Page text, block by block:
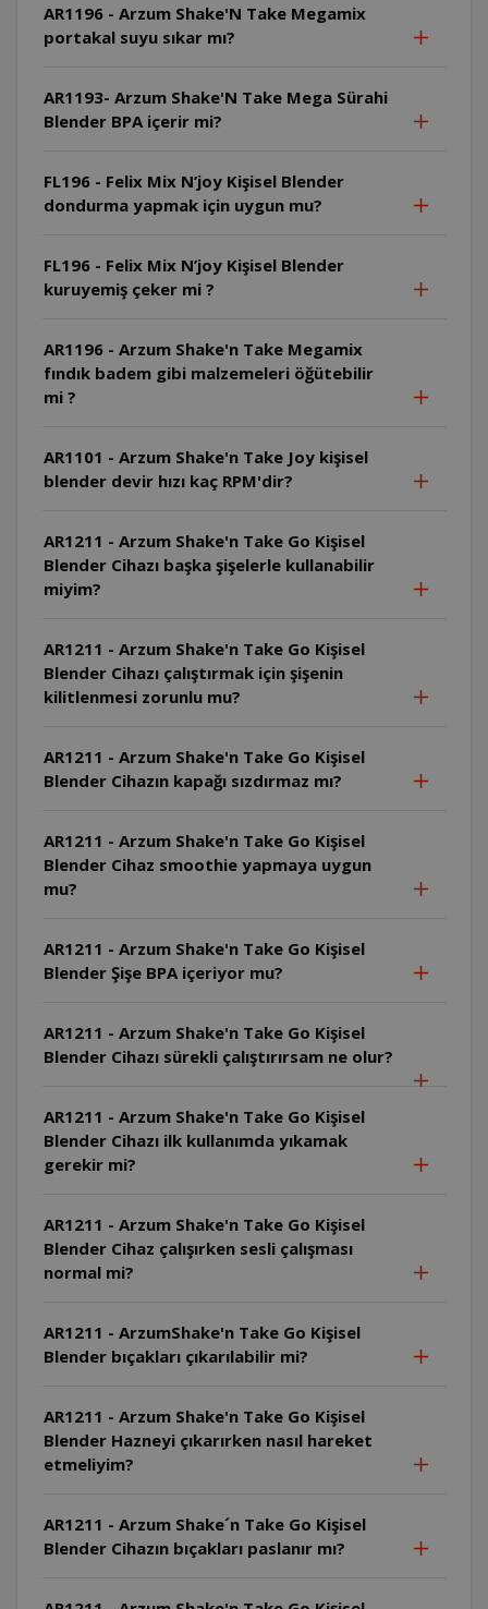
AR1196 - Arzum Shake'N Take Megamix
portakal suyu sıkar mı?
AR1193- Arzum Shake'N Take Mega Sürahi
Blender BPA içerir mi?
FL196 - Felix Mix N’joy Kişisel Blender
dondurma yapmak için uygun mu?
FL196 - Felix Mix N’joy Kişisel Blender
kuruyemiş çeker mi ?
AR1196 - Arzum Shake'n Take Megamix
fındık badem gibi malzemeleri öğütebilir
mi ?
AR1101 - Arzum Shake'n Take Joy kişisel
blender devir hızı kaç RPM'dir?
AR1211 - Arzum Shake'n Take Go Kişisel
Blender Cihazı başka şişelerle kullanabilir
miyim?
AR1211 - Arzum Shake'n Take Go Kişisel
Blender Cihazı çalıştırmak için şişenin
kilitlenmesi zorunlu mu?
AR1211 - Arzum Shake'n Take Go Kişisel
Blender Cihazın kapağı sızdırmaz mı?
AR1211 - Arzum Shake'n Take Go Kişisel
Blender Cihaz smoothie yapmaya uygun
mu?
AR1211 - Arzum Shake'n Take Go Kişisel
Blender Şişe BPA içeriyor mu?
AR1211 - Arzum Shake'n Take Go Kişisel
Blender Cihazı sürekli çalıştırırsam ne olur?
AR1211 - Arzum Shake'n Take Go Kişisel
Blender Cihazı ilk kullanımda yıkamak
gerekir mi?
AR1211 - Arzum Shake'n Take Go Kişisel
Blender Cihaz çalışırken sesli çalışması
normal mi?
AR1211 - ArzumShake'n Take Go Kişisel
Blender bıçakları çıkarılabilir mi?
AR1211 - Arzum Shake'n Take Go Kişisel
Blender Hazneyi çıkarırken nasıl hareket
etmeliyim?
AR1211 - Arzum Shake´n Take Go Kişisel
Blender Cihazın bıçakları paslanır mı?